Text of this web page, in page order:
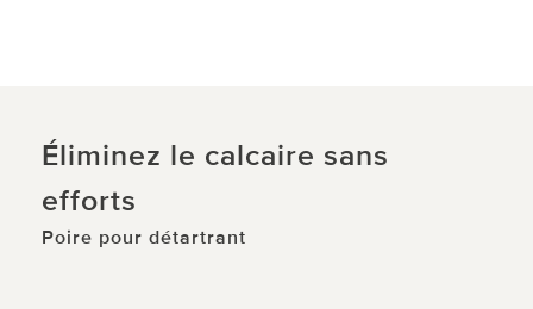
Éliminez le calcaire sans
efforts
Poire pour détartrant